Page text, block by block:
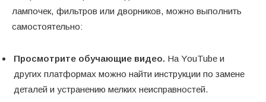
лампочек, фильтров или дворников, можно выполнить
самостоятельно:
Просмотрите обучающие видео. На YouTube и
других платформах можно найти инструкции по замене
деталей и устранению мелких неисправностей.